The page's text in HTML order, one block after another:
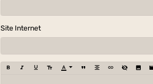
Site Internet